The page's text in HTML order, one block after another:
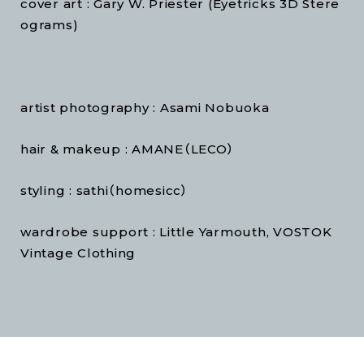
cover art : Gary W. Priester (Eyetricks 3D Stere
ograms)
artist photography : Asami Nobuoka
hair & makeup : AMANE（LECO）
styling : sathi（homesicc）
wardrobe support : Little Yarmouth, VOSTOK
Vintage Clothing